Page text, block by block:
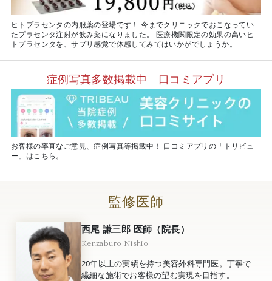
ヒトプラセンタの内服薬の登場です！ 今までクリニックでおこなってい
たプラセンタ注射が飲み薬になりました。 医療機関限定の効果の高いヒ
トプラセンタを、サプリ感覚で体感してみてはいかがでしょうか。
症例写真多数掲載中 口コミアプリ
お客様の率直なご意見、症例写真等掲載中！ 口コミアプリの「トリビュ
ー」はこちら。
監修医師
西尾 謙三郎 医師（院長）
Kenzaburo Nishio
20年以上の実績を持つ美容外科専門医。丁寧で
繊細な施術でお客様の望む実現を目指す。